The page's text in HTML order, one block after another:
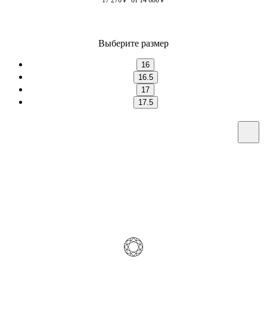
Выберите размер
16
16.5
17
17.5